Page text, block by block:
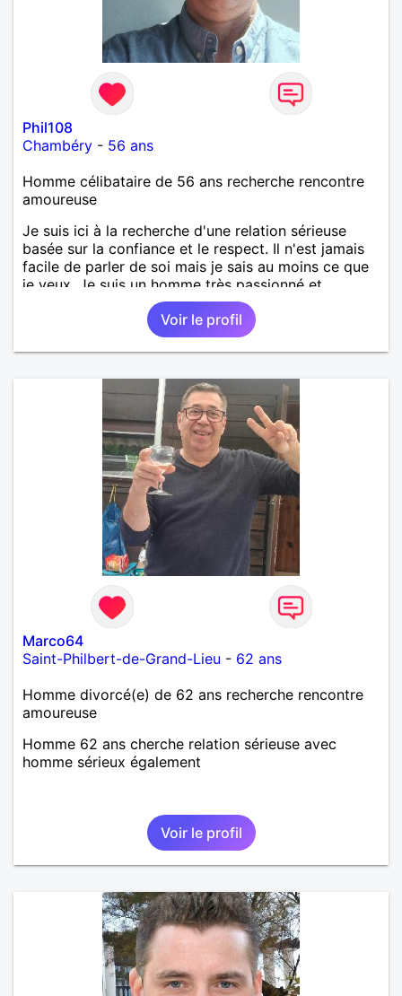
Phil108
Chambéry - 56 ans
Homme célibataire de 56 ans recherche rencontre
amoureuse
Je suis ici à la recherche d'une relation sérieuse
basée sur la confiance et le respect. Il n'est jamais
facile de parler de soi mais je sais au moins ce que
je veux. Je suis un homme très passionné et
romantique qui n'essaie jamais de prendre la vie
trop au sérieux. Je cherche quelqu'un d'honnête, de
responsable et qui comprend les vraies valeurs
d'une relation et la possibilité de tout partager
Voir le profil
Marco64
Saint-Philbert-de-Grand-Lieu - 62 ans
Homme divorcé(e) de 62 ans recherche rencontre
amoureuse
Homme 62 ans cherche relation sérieuse avec
homme sérieux également
Voir le profil